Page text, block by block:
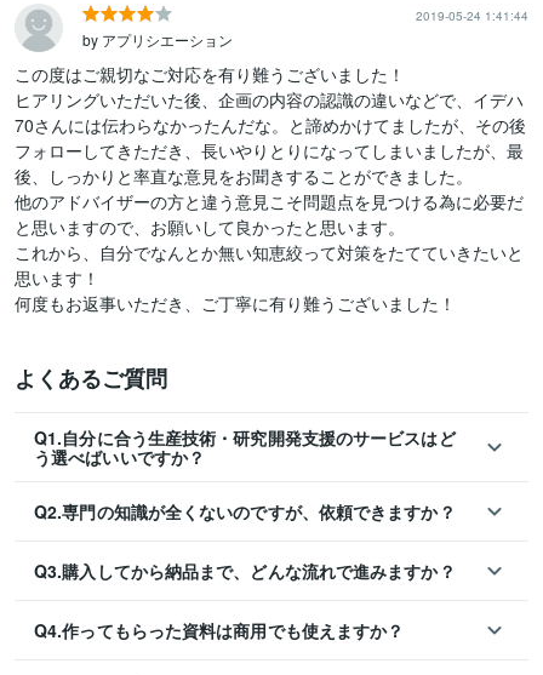
2019-05-24 1:41:44
by アプリシエーション
この度はご親切なご対応を有り難うございました！
ヒアリングいただいた後、企画の内容の認識の違いなどで、イデハ
70さんには伝わらなかったんだな。と諦めかけてましたが、その後
フォローしてきただき、長いやりとりになってしまいましたが、最
後、しっかりと率直な意見をお聞きすることができました。
他のアドバイザーの方と違う意見こそ問題点を見つける為に必要だ
と思いますので、お願いして良かったと思います。
これから、自分でなんとか無い知恵絞って対策をたてていきたいと
思います！
何度もお返事いただき、ご丁寧に有り難うございました！
よくあるご質問
Q1.自分に合う生産技術・研究開発支援のサービスはど
う選べばいいですか？
Q2.専門の知識が全くないのですが、依頼できますか？
Q3.購入してから納品まで、どんな流れで進みますか？
Q4.作ってもらった資料は商用でも使えますか？